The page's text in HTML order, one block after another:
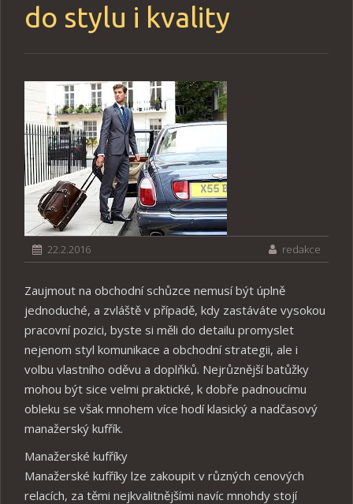
do stylu i kvality
22.2.2016 redakce
Zaujmout na obchodní schůzce nemusí být úplně
jednoduché, a zvláště v případě, kdy zastáváte vysokou
pracovní pozici, byste si měli do detailu promyslet
nejenom styl komunikace a obchodní strategii, ale i
volbu vlastního oděvu a doplňků. Nejrůznější batůžky
mohou být sice velmi praktické, k dobře padnoucímu
obleku se však mnohem více hodí klasický a nadčasový
manažerský kufřík.
Manažerské kufříky
Manažerské kufříky lze zakoupit v různých cenových
relacích, za těmi nejkvalitnějšími navíc mnohdy stojí